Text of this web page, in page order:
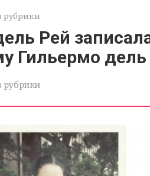
рубрики
Рей
Гильермо дель
рубрики